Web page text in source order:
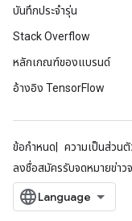
บันทึกประจำรุ่น
Stack Overflow
หลักเกณฑ์ของแบรนด์
อ้างอิง TensorFlow
ข้อกำหนด ความเป็นส่วนตั
ลงชื่อสมัครรับจดหมายข่าว